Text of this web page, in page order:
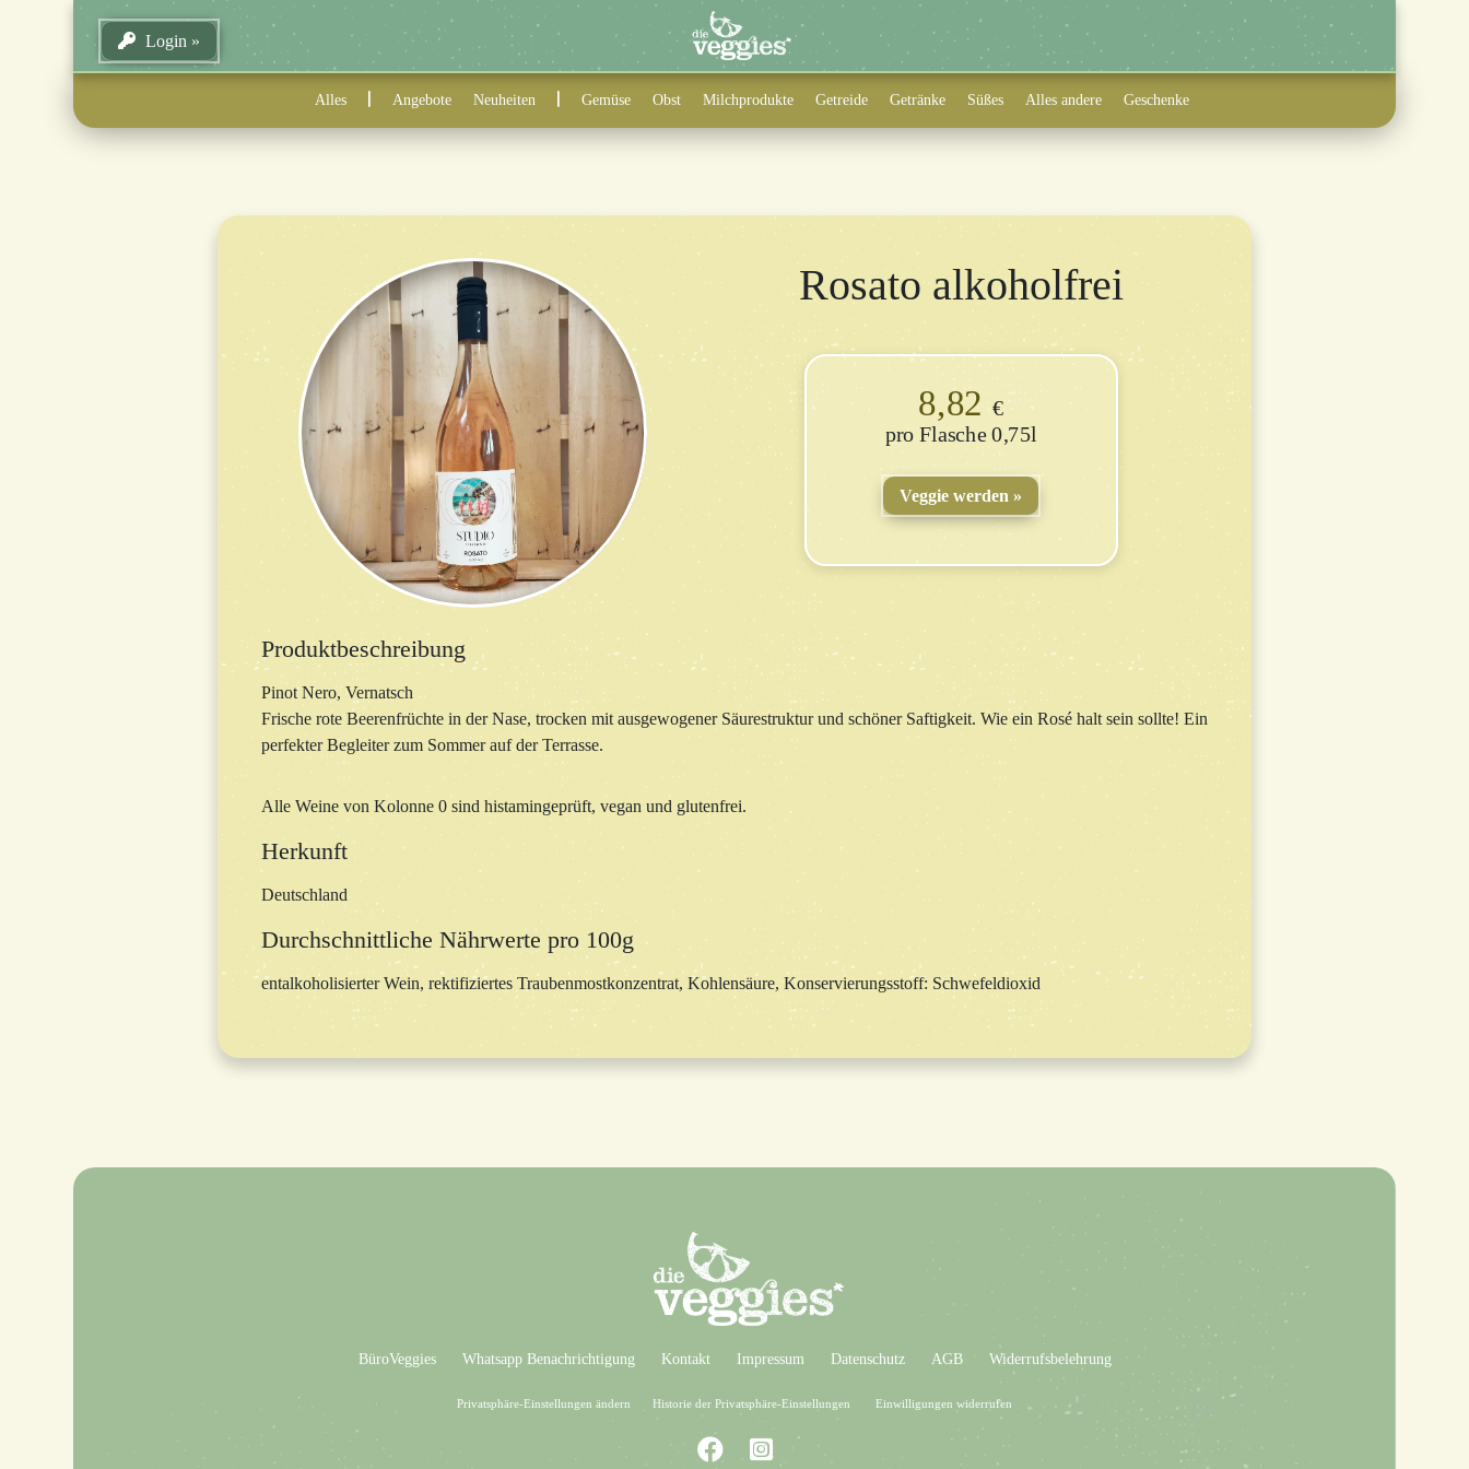
Login
Alles Angebote Neuheiten Gemüse Obst Milchprodukte Getreide Getränke Süßes Alles andere Geschenke
Rosato alkoholfrei
8,82€
Flasche 0,75l
Veggie werden
Produktbeschreibung
Pinot Nero, Vernatsch
Frische rote Beerenfrüchte in der Nase, trocken mit ausgewogener Säurestruktur und schöner Saftigkeit. Wie ein Rosé halt sein sollte! Ein
perfekter Begleiter zum Sommer auf der Terrasse.
Alle Weine von Kolonne 0 sind histamingeprüft, vegan und glutenfrei.
Herkunft
Deutschland
Durchschnittliche Nährwerte pro 100g
entalkoholisierter Wein, rektifiziertes Traubenmostkonzentrat, Kohlensäure, Konservierungsstoff: Schwefeldioxid
BüroVeggies Whatsapp Benachrichtigung Kontakt Impressum Datenschutz AGB Widerrufsbelehrung
Privatsphäre-Einstellungen ändern Historie der Privatsphäre-Einstellungen Einwilligungen widerrufen